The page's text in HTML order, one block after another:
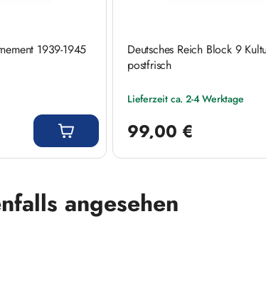
1939-1945
Deutsches Reich Block 9
postfrisch
Lieferzeit ca. 2-4 Werktage
99,00 €
angesehen